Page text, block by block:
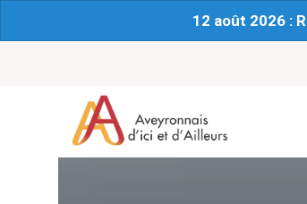
12 août 2026 :